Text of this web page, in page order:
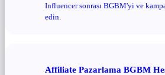
Influencer sonrası BGBM'yi ve
edin.
Affiliate Pazarlama BGBM